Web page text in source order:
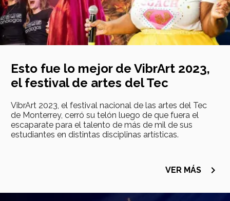
Esto fue lo mejor de VibrArt 2023,
el festival de artes del Tec
VibrArt 2023, el festival nacional de las artes del Tec
de Monterrey, cerró su telón luego de que fuera el
escaparate para el talento de más de mil de sus
estudiantes en distintas disciplinas artísticas.
VER MÁS navigate_next